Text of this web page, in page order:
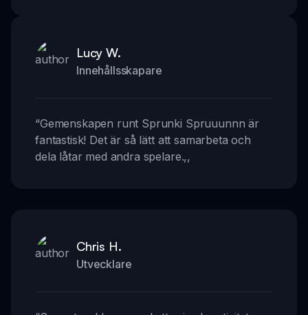
Lucy W.
Innehållsskapare
“Gemenskapen runt Sprunki Spruuunnn är
fantastisk! Det är så lätt att samarbeta och
dela låtar med andra spelare.,,
Chris H.
Utvecklare